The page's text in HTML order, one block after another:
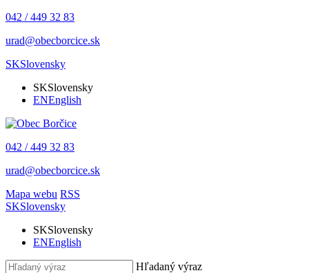
042 / 449 32 83
urad@obecborcice.sk
SKSlovensky
SKSlovensky
ENEnglish
042 / 449 32 83
urad@obecborcice.sk
Mapa webu RSS
SKSlovensky
SKSlovensky
ENEnglish
Hľadaný výraz